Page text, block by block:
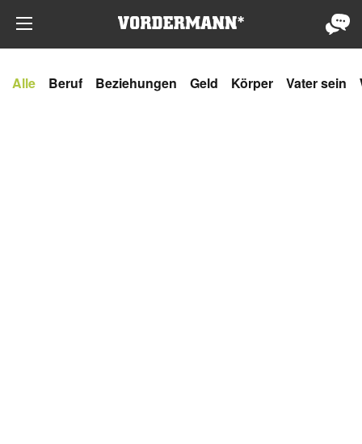
Alle Beruf Beziehungen Geld Körper Vater sein